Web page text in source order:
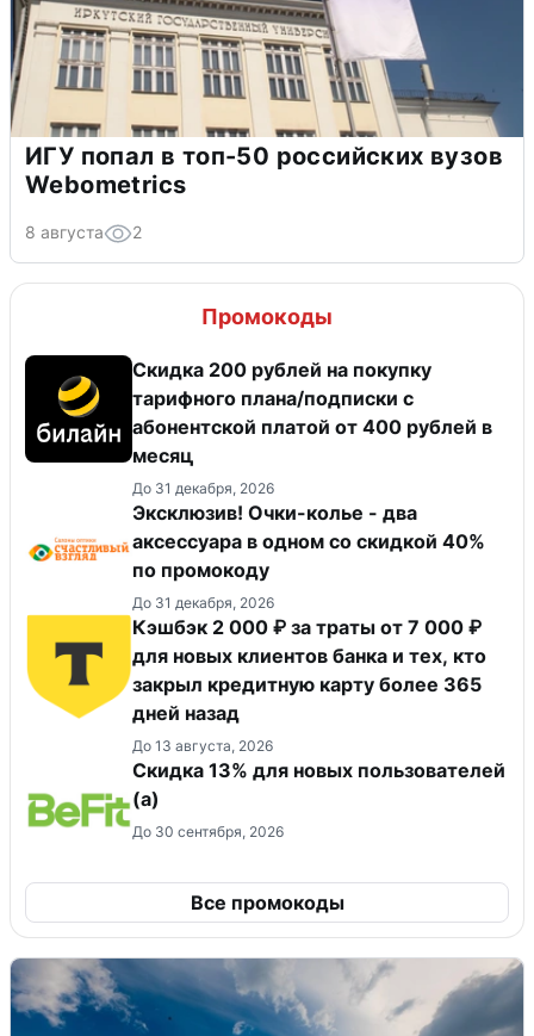
ИГУ попал в топ-50 российских вузов
Webometrics
8 августа 2
Промокоды
Скидка 200 рублей на покупку
тарифного плана/подписки с
абонентской платой от 400 рублей в
месяц
До 31 декабря, 2026
Эксклюзив! Очки-колье - два
аксессуара в одном со скидкой 40%
по промокоду
До 31 декабря, 2026
Кэшбэк 2 000 ₽ за траты от 7 000 ₽
для новых клиентов банка и тех, кто
закрыл кредитную карту более 365
дней назад
До 13 августа, 2026
Скидка 13% для новых пользователей
(а)
До 30 сентября, 2026
Все промокоды